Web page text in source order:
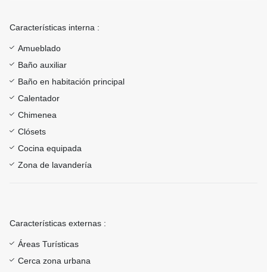
Características interna :
Amueblado
Baño auxiliar
Baño en habitación principal
Calentador
Chimenea
Clósets
Cocina equipada
Zona de lavandería
Características externas :
Áreas Turísticas
Cerca zona urbana